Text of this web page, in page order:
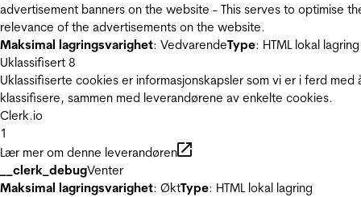
advertisement banners on the website - This serves to optimise
relevance of the advertisements on the website.
Maksimal lagringsvarighet: VedvarendeType: HTML lokal lagring
Uklassifisert 8
Uklassifiserte cookies er informasjonskapsler som vi er i ferd med
klassifisere, sammen med leverandørene av enkelte cookies.
Clerk.io
1
Lær mer om denne leverandøren
__clerk_debugVenter
Maksimal lagringsvarighet: ØktType: HTML lokal lagring